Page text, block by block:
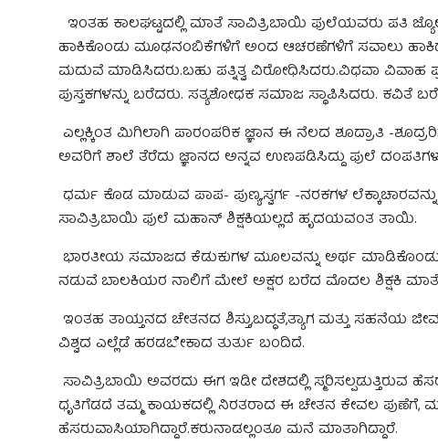
ಇಂತಹ ಕಾಲಘಟ್ಟದಲ್ಲಿ ಮಾತೆ ಸಾವಿತ್ರಿಬಾಯಿ ಫುಲೆಯವರು ಪತಿ
ಹಾಕಿಕೊಂಡು ಮೂಢನಂಬಿಕೆಗಳಿಗೆ ಅಂದ ಆಚರಣೆಗಳಿಗೆ ಸವಾಲು
ಮದುವೆ ಮಾಡಿಸಿದರು.ಬಹು ಪತ್ನಿತ್ವ ವಿರೋಧಿಸಿದರು.ವಿಧವಾ ವಿವಾಹ
ಪುಸ್ತಕಗಳನ್ನು ಬರೆದರು. ಸತ್ಯಶೋಧಕ ಸಮಾಜ ಸ್ಥಾಪಿಸಿದರು. ಕವಿತೆ
ಎಲ್ಲಕ್ಕಿಂತ ಮಿಗಿಲಾಗಿ ಪಾರಂಪರಿಕ ಜ್ಞಾನ ಈ ನೆಲದ ಶೂದ್ರಾತಿ -
ಅವರಿಗೆ ಶಾಲೆ ತೆರೆದು ಜ್ಞಾನದ ಅನ್ನವ ಉಣಪಡಿಸಿದ್ದು ಫುಲೆ
ಧರ್ಮ ಕೊಡ ಮಾಡುವ ಪಾಪ- ಪುಣ್ಯ,ಸ್ವರ್ಗ -ನರಕಗಳ
ಸಾವಿತ್ರಿಬಾಯಿ ಫುಲೆ ಮಹಾನ್ ಶಿಕ್ಷಕಿಯಲ್ಲದೆ ಹೃದಯವಂತ ತಾಯಿ.
ಭಾರತೀಯ ಸಮಾಜದ ಕೆಡುಕುಗಳ ಮೂಲವನ್ನು ಅರ್ಥ
ನಡುವೆ ಬಾಲಕಿಯರ ನಾಲಿಗೆ ಮೇಲೆ ಅಕ್ಷರ ಬರೆದ ಮೊದಲ ಶಿಕ್ಷಕಿ
ಇಂತಹ ತಾಯ್ತನದ ಚೇತನದ ಶಿಸ್ತು,ಬದ್ಧತೆ,ತ್ಯಾಗ ಮತ್ತು ಸಹನೆಯ
ವಿಶ್ವದ ಎಲ್ಲೆಡೆ ಹರಡಬೇಕಾದ ತುರ್ತು ಬಂದಿದೆ.
ಸಾವಿತ್ರಿಬಾಯಿ ಅವರದು ಈಗ ಇಡೀ ದೇಶದಲ್ಲಿ ಸ್ಮರಿಸಲ್ಪಡುತ್ತಿರುವ
ಧೃತಿಗೆಡದೆ ತಮ್ಮ ಕಾಯಕದಲ್ಲಿ ನಿರತರಾದ ಈ ಚೇತನ ಕೇವಲ ಪುಣೆಗೆ,
ಹೆಸರುವಾಸಿಯಾಗಿದ್ದಾರೆ.ಕರುನಾಡಲ್ಲಂತೂ ಮನೆ ಮಾತಾಗಿದ್ದಾರೆ.